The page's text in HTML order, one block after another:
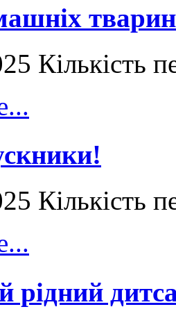
тварин
Кількість
Кількість
рідний